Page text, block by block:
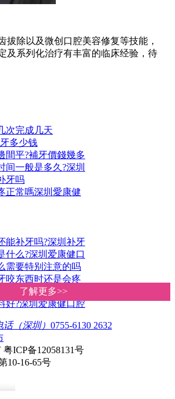
了解更多>>
了解更多>>
拔除以及微创口腔美容修复等技能，
及系列化治疗有丰富的临床经验，待
次完成几天
多少钱
間平?補牙價錢幾多
间一般是多久?深圳
牙吗
正常嗎深圳愛康健
能补牙吗?深圳补牙
什么?深圳爱康健口
需要特别注意的吗
咬东西时还是会疼
哪些?深圳爱康健口
好?深圳爱康健口腔
话（深圳） 0755-6130 2632
粤ICP备12058131号
10-16-65号